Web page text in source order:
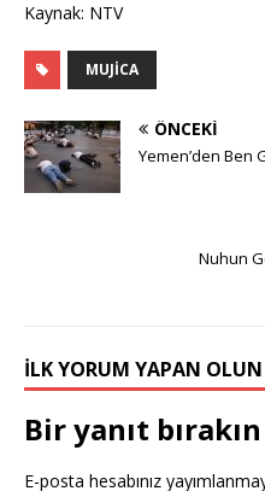
Kaynak: NTV
MUJICA
ÖNCEKI
Yemen’den Ben
Nuhun
İLK YORUM YAPAN OLUN
Bir yanıt bırakın
E-posta hesabınız